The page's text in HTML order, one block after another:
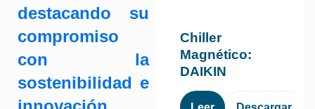
destacando su
compromiso
con la
sostenibilidad e
Chiller
Magnético:
DAIKIN